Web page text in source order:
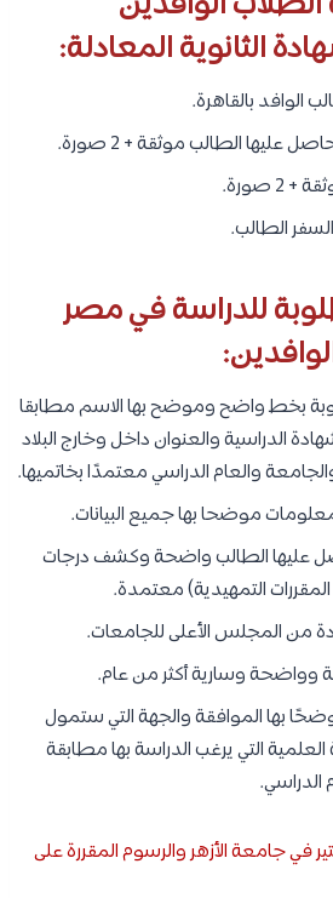
الثانوية المعادلة:
بالقاهرة.
عليها الطالب موثقة + 2 صورة.
صورة.
الطالب.
للدراسة في مصر
بخط واضح وموضح بها الاسم مطابقا
الدراسية والعنوان داخل وخارج البلاد
والعام الدراسي معتمدًا بخاتميها.
عليها الطالب واضحة وكشف درجات
التمهيدية) معتمدة.
من المجلس الأعلى للجامعات.
وواضحة وسارية أكثر من عام.
بها الموافقة والجهة التي ستمول
التي يرغب الدراسة بها مطابقة
الدراسي.
في جامعة الأزهر والرسوم المقررة على